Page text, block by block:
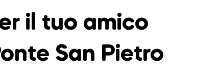
il tuo amico
San Pietro